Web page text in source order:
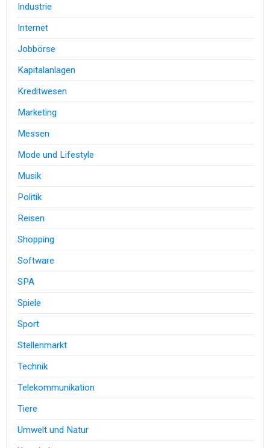
Industrie
Internet
Jobbörse
Kapitalanlagen
Kreditwesen
Marketing
Messen
Mode und Lifestyle
Musik
Politik
Reisen
Shopping
Software
SPA
Spiele
Sport
Stellenmarkt
Technik
Telekommunikation
Tiere
Umwelt und Natur